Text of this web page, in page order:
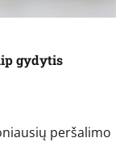
gydytis
peršalimo